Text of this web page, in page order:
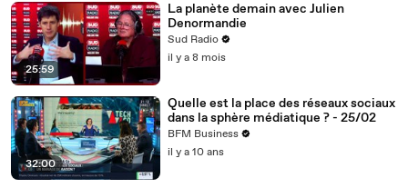
25:59
La planète demain avec Julien
Denormandie
Sud Radio
il y a 8 mois
32:00
Quelle est la place des réseaux sociaux
dans la sphère médiatique ? - 25/02
BFM Business
il y a 10 ans